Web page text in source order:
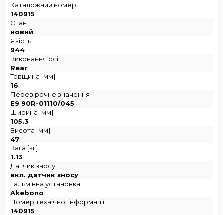
Каталожний номер
140915
Стан
новий
Якість
944
Виконання осі
Rear
Товщина [мм]
16
Перевірочне значення
E9 90R-01110/045
Ширина [мм]
105.3
Висота [мм]
47
Вага [кг]
1.13
Датчик зносу
вкл. датчик зносу
Гальмівна установка
Akebono
Номер технічної інформації
140915